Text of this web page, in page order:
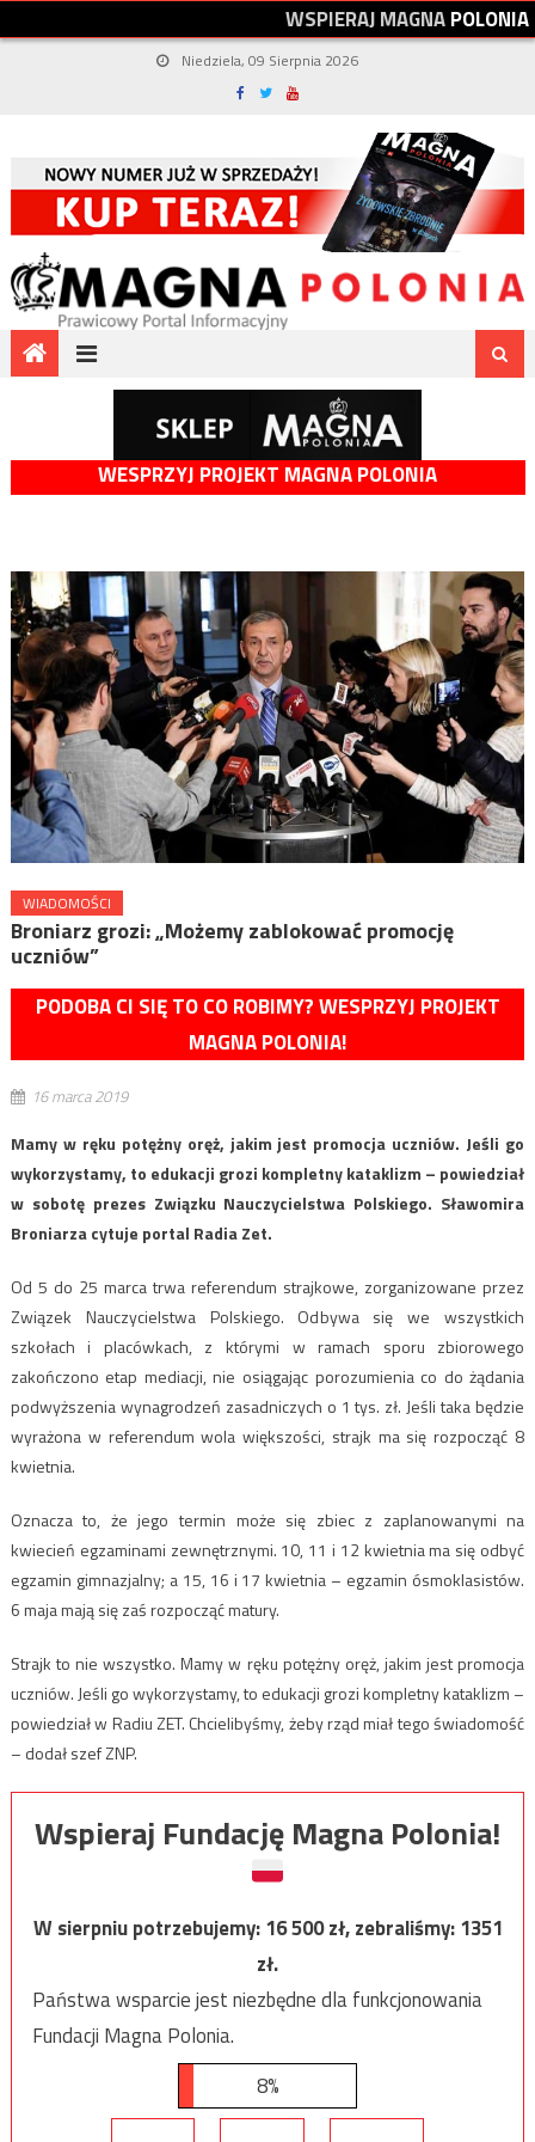
WSPIERAJMAGNAPOLONIA
Niedziela, 09 Sierpnia 2026
WESPRZYJ PROJEKT MAGNA POLONIA
WIADOMOŚCI
Broniarz grozi: „Możemy zablokować promocję
uczniów”
PODOBA CI SIĘ TO CO ROBIMY? WESPRZYJ PROJEKT
MAGNA POLONIA!
16 marca 2019
Mamy w ręku potężny oręż, jakim jest promocja uczniów. Jeśli go
wykorzystamy, to edukacji grozi kompletny kataklizm – powiedział
w sobotę prezes Związku Nauczycielstwa Polskiego. Sławomira
Broniarza cytuje portal Radia Zet.
Od 5 do 25 marca trwa referendum strajkowe, zorganizowane przez
Związek Nauczycielstwa Polskiego. Odbywa się we wszystkich
szkołach i placówkach, z którymi w ramach sporu zbiorowego
zakończono etap mediacji, nie osiągając porozumienia co do żądania
podwyższenia wynagrodzeń zasadniczych o 1 tys. zł. Jeśli taka będzie
wyrażona w referendum wola większości, strajk ma się rozpocząć 8
kwietnia.
Oznacza to, że jego termin może się zbiec z zaplanowanymi na
kwiecień egzaminami zewnętrznymi. 10, 11 i 12 kwietnia ma się odbyć
egzamin gimnazjalny; a 15, 16 i 17 kwietnia – egzamin ósmoklasistów.
6 maja mają się zaś rozpocząć matury.
Strajk to nie wszystko. Mamy w ręku potężny oręż, jakim jest promocja
uczniów. Jeśli go wykorzystamy, to edukacji grozi kompletny kataklizm –
powiedział w Radiu ZET. Chcielibyśmy, żeby rząd miał tego świadomość
– dodał szef ZNP.
Wspieraj Fundację Magna Polonia!
W sierpniu potrzebujemy:16 500zł, zebraliśmy:1351
zł.
Państwa wsparcie jest niezbędne dla funkcjonowania
Fundacji Magna Polonia.
8%